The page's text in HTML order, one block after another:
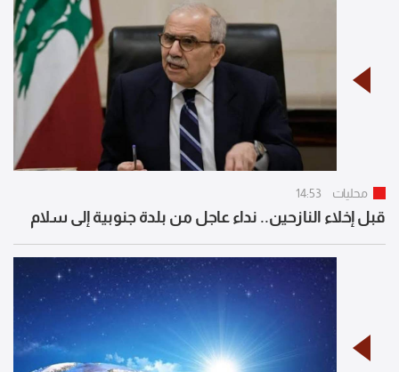
محليات 14:53
قبل إخلاء النازحين.. نداء عاجل من بلدة جنوبية إلى سلام